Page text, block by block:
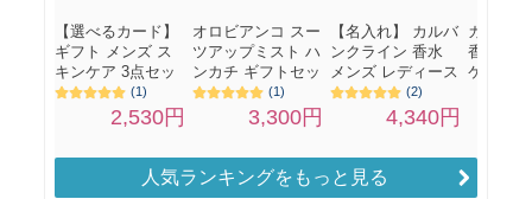
人気ランキングをもっと見る